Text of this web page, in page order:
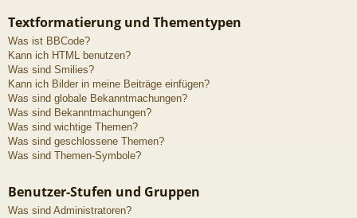
Textformatierung und Thementypen
Was ist BBCode?
Kann ich HTML benutzen?
Was sind Smilies?
Kann ich Bilder in meine Beiträge einfügen?
Was sind globale Bekanntmachungen?
Was sind Bekanntmachungen?
Was sind wichtige Themen?
Was sind geschlossene Themen?
Was sind Themen-Symbole?
Benutzer-Stufen und Gruppen
Was sind Administratoren?